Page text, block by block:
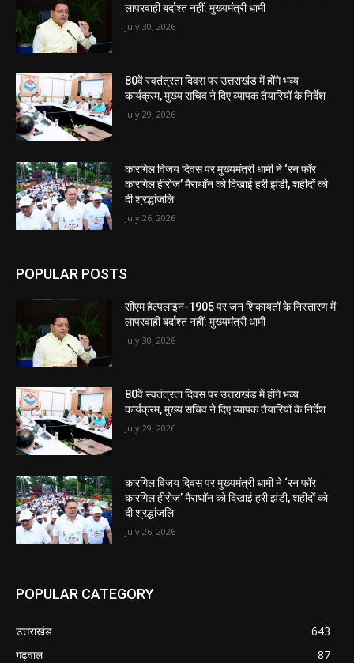
लापरवाही बर्दाश्त नहीं: मुख्यमंत्री धामी
July 30, 2026
80वें स्वतंत्रता दिवस पर उत्तराखंड में होंगे भव्य
कार्यक्रम, मुख्य सचिव ने दिए व्यापक तैयारियों के निर्देश
July 29, 2026
कारगिल विजय दिवस पर मुख्यमंत्री धामी ने ‘रन फॉर
कारगिल हीरोज’ मैराथॉन को दिखाई हरी झंडी, शहीदों को
दी श्रद्धांजलि
July 26, 2026
POPULAR POSTS
सीएम हेल्पलाइन-1905 पर जन शिकायतों के निस्तारण में
लापरवाही बर्दाश्त नहीं: मुख्यमंत्री धामी
July 30, 2026
80वें स्वतंत्रता दिवस पर उत्तराखंड में होंगे भव्य
कार्यक्रम, मुख्य सचिव ने दिए व्यापक तैयारियों के निर्देश
July 29, 2026
कारगिल विजय दिवस पर मुख्यमंत्री धामी ने ‘रन फॉर
कारगिल हीरोज’ मैराथॉन को दिखाई हरी झंडी, शहीदों को
दी श्रद्धांजलि
July 26, 2026
POPULAR CATEGORY
उत्तराखंड
643
गढ़वाल
87